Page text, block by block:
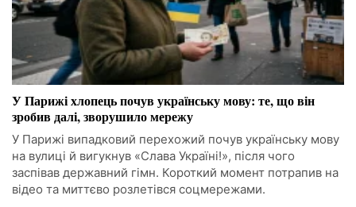
У Парижі хлопець почув українську мову: те, що він
зробив далі, зворушило мережу
У Парижі випадковий перехожий почув українську мову
на вулиці й вигукнув «Слава Україні!», після чого
заспівав державний гімн. Короткий момент потрапив на
відео та миттєво розлетівся соцмережами.